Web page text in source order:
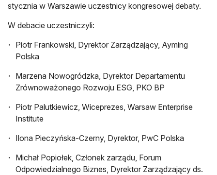
stycznia w Warszawie uczestnicy kongresowej debaty.
W debacie uczestniczyli:
Piotr Frankowski, Dyrektor Zarządzający, Ayming
Polska
Marzena Nowogródzka, Dyrektor Departamentu
Zrównoważonego Rozwoju ESG, PKO BP
Piotr Palutkiewicz, Wiceprezes, Warsaw Enterprise
Institute
Ilona Pieczyńska-Czerny, Dyrektor, PwC Polska
Michał Popiołek, Członek zarządu, Forum
Odpowiedzialnego Biznes, Dyrektor Zarządzający ds.